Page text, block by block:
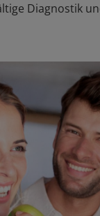
Diagnostik